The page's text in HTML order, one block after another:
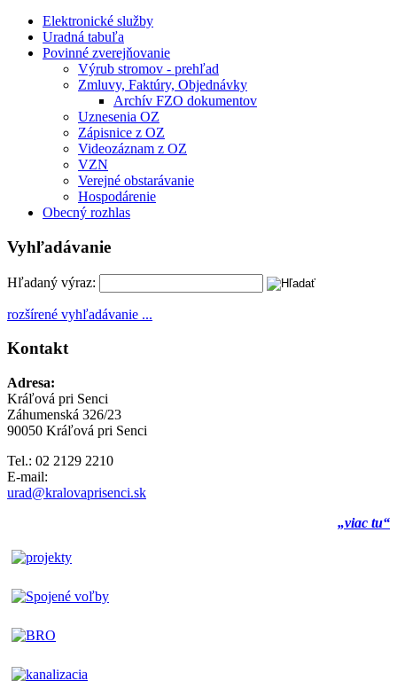
Elektronické služby
Uradná tabuľa
Povinné zverejňovanie
Výrub stromov - prehľad
Zmluvy, Faktúry, Objednávky
Archív FZO dokumentov
Uznesenia OZ
Zápisnice z OZ
Videozáznam z OZ
VZN
Verejné obstarávanie
Hospodárenie
Obecný rozhlas
Vyhľadávanie
Hľadaný výraz:
rozšírené vyhľadávanie ...
Kontakt
Adresa:
Kráľová pri Senci
Záhumenská 326/23
90050 Kráľová pri Senci
Tel.: 02 2129 2210
E-mail:
urad@kralovaprisenci.sk
„viac tu“